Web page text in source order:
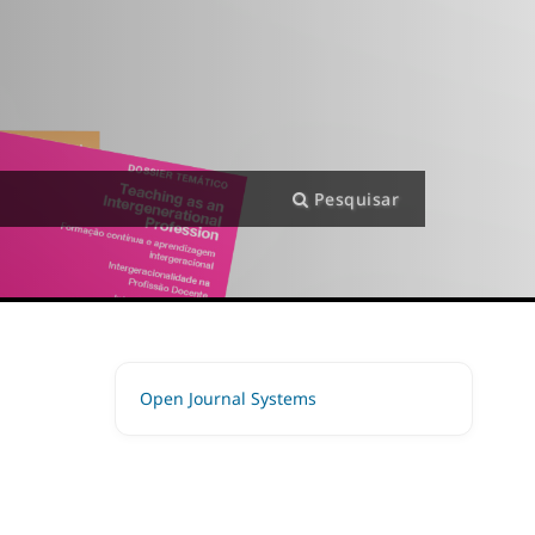
Pesquisar
Open Journal Systems